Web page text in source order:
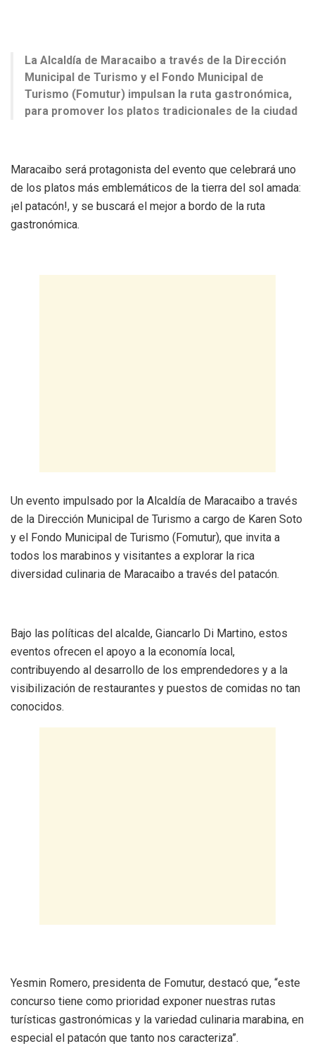
La Alcaldía de Maracaibo a través de la Dirección
Municipal de Turismo y el Fondo Municipal de
Turismo (Fomutur) impulsan la ruta gastronómica,
para promover los platos tradicionales de la ciudad
Maracaibo será protagonista del evento que celebrará uno
de los platos más emblemáticos de la tierra del sol amada:
¡el patacón!, y se buscará el mejor a bordo de la ruta
gastronómica.
Un evento impulsado por la Alcaldía de Maracaibo a través
de la Dirección Municipal de Turismo a cargo de Karen Soto
y el Fondo Municipal de Turismo (Fomutur), que invita a
todos los marabinos y visitantes a explorar la rica
diversidad culinaria de Maracaibo a través del patacón.
Bajo las políticas del alcalde, Giancarlo Di Martino, estos
eventos ofrecen el apoyo a la economía local,
contribuyendo al desarrollo de los emprendedores y a la
visibilización de restaurantes y puestos de comidas no tan
conocidos.
Yesmin Romero, presidenta de Fomutur, destacó que, “este
concurso tiene como prioridad exponer nuestras rutas
turísticas gastronómicas y la variedad culinaria marabina, en
especial el patacón que tanto nos caracteriza”.